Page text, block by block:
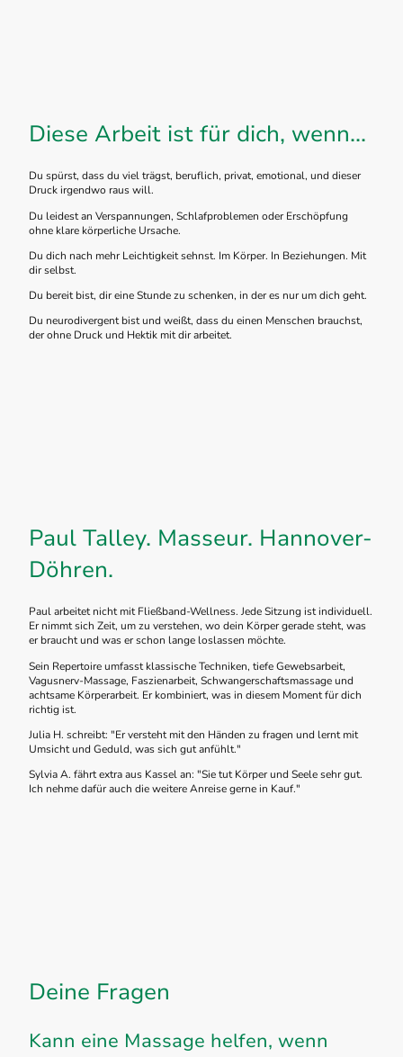
Diese Arbeit ist für dich, wenn...
Du spürst, dass du viel trägst, beruflich, privat, emotional, und dieser
Druck irgendwo raus will.
Du leidest an Verspannungen, Schlafproblemen oder Erschöpfung
ohne klare körperliche Ursache.
Du dich nach mehr Leichtigkeit sehnst. Im Körper. In Beziehungen. Mit
dir selbst.
Du bereit bist, dir eine Stunde zu schenken, in der es nur um dich geht.
Du neurodivergent bist und weißt, dass du einen Menschen brauchst,
der ohne Druck und Hektik mit dir arbeitet.
Paul Talley. Masseur. Hannover-
Döhren.
Paul arbeitet nicht mit Fließband-Wellness. Jede Sitzung ist individuell.
Er nimmt sich Zeit, um zu verstehen, wo dein Körper gerade steht, was
er braucht und was er schon lange loslassen möchte.
Sein Repertoire umfasst klassische Techniken, tiefe Gewebsarbeit,
Vagusnerv-Massage, Faszienarbeit, Schwangerschaftsmassage und
achtsame Körperarbeit. Er kombiniert, was in diesem Moment für dich
richtig ist.
Julia H. schreibt: "Er versteht mit den Händen zu fragen und lernt mit
Umsicht und Geduld, was sich gut anfühlt."
Sylvia A. fährt extra aus Kassel an: "Sie tut Körper und Seele sehr gut.
Ich nehme dafür auch die weitere Anreise gerne in Kauf."
Deine Fragen
Kann eine Massage helfen, wenn